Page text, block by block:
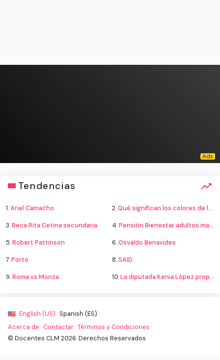
Tendencias
1.Ariel Camacho 2.Qué significan los colores de la bandera
3.Beca Rita Cetina secundaria 4.Pensión Bienestar adultos mayores
5.Robert Pattinson 6.Osvaldo Benavides
7.Porto 8.SAID
9.Roma vs Monza 10.La diputada Kenia López propone cambiar el nombre del país a México
English (US) · Spanish (ES) ·
Acerca de · Contactar ·Términos y Condiciones ·
© Docentes CLM 2026. Derechos Reservados